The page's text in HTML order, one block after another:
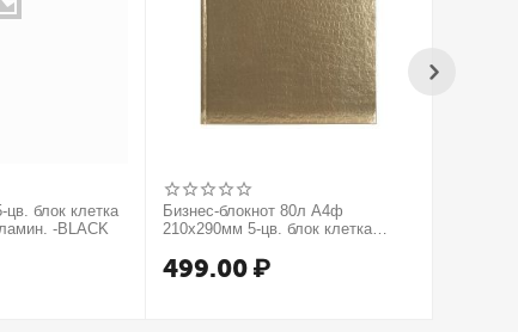
блок клетка
-BLACK
Бизнес-блокнот 80л А4ф
210х290мм 5-цв. блок клетка
МЕТАЛЛИК серия Золото
499.00 ₽